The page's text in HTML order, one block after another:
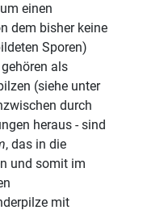
einen
dem bisher keine
Sporen)
als
(siehe unter
durch
heraus - sind
, das in die
und somit im
mit